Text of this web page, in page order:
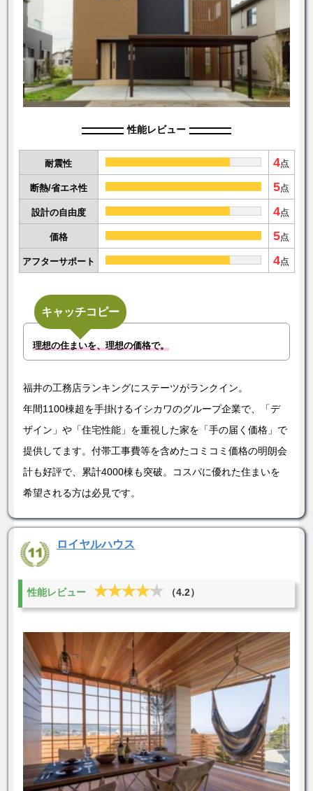
性能レビュー
耐震性 4点
断熱/省エネ性 5点
設計の自由度 4点
価格 5点
アフターサポート 4点
キャッチコピー
理想の住まいを、理想の価格で。
福井の工務店ランキングにステーツがランクイン。
年間1100棟超を手掛けるイシカワのグループ企業で、「デ
ザイン」や「住宅性能」を重視した家を「手の届く価格」で
提供してます。付帯工事費等を含めたコミコミ価格の明朗会
計も好評で、累計4000棟も突破。コスパに優れた住まいを
希望される方は必見です。
ロイヤルハウス
性能レビュー ★★★★★
★★★★★ （4.2）